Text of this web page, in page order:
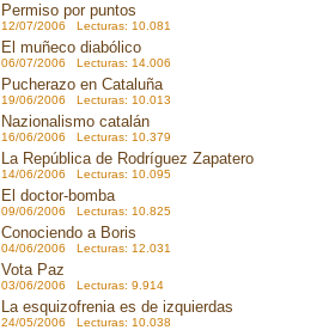
Permiso por puntos
12/07/2006 Lecturas: 10.081
El muñeco diabólico
06/07/2006 Lecturas: 14.006
Pucherazo en Cataluña
19/06/2006 Lecturas: 10.013
Nazionalismo catalán
16/06/2006 Lecturas: 10.379
La República de Rodríguez Zapatero
14/06/2006 Lecturas: 10.095
El doctor-bomba
09/06/2006 Lecturas: 10.825
Conociendo a Boris
04/06/2006 Lecturas: 12.031
Vota Paz
03/06/2006 Lecturas: 9.914
La esquizofrenia es de izquierdas
24/05/2006 Lecturas: 10.038